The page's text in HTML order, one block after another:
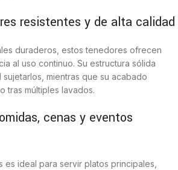
resistentes y de alta calidad
duraderos, estos tenedores ofrecen
al uso continuo. Su estructura sólida
mientras que su acabado
tras múltiples lavados.
cenas y eventos
es ideal para servir platos principales,